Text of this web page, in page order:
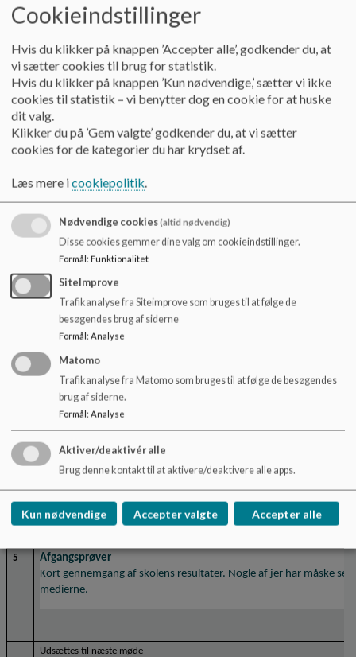
3
Konstituering
Vi skal vælge en ny formand og næstformand blandt de
medlemmer.
Formand:
Næstformand: Søren Rørvig Haaber
4
Der blev lavet et stramt budget de sidste år.
Der er lavet et overskud. Det bedre overskud skyldes, at der er kommet
til prøvehandlinger i Fokus Klasserne.
Vi startede året med en negativ egenkapitalt på -1,686,593 kr. Vi har
-244.511.
Henrik vil gennemgå budgettet til næste møde.
5
Afgangsprøver
Kort gennemgang af skolens resultater. Nogle af jer har måske set
medierne.
Udsættes til næste møde
Cookieindstillinger
Hvis du klikker på knappen ’Accepter alle’, godkender du, at
vi sætter cookies til brug for statistik.
Hvis du klikker på knappen ’Kun nødvendige,’ sætter vi ikke
cookies til statistik – vi benytter dog en cookie for at huske
dit valg.
Klikker du på ’Gem valgte’ godkender du, at vi sætter
cookies for de kategorier du har krydset af.
Læs mere icookiepolitik.
Nødvendige cookies(altid nødvendig)
Disse cookies gemmer dine valg om cookieindstillinger.
Formål: Funktionalitet
SiteImprove
Trafikanalyse fra Siteimprove som bruges til at følge de
besøgendes brug af siderne
Formål : Analyse
Matomo
Trafikanalyse fra Matomo som bruges til at følge de besøgendes
brug af siderne.
Formål: Analyse
Aktiver/deaktivér alle
Brug denne kontakt til at aktivere/deaktivere alle apps.
Kun nødvendige Accepter valgte Accepter alle